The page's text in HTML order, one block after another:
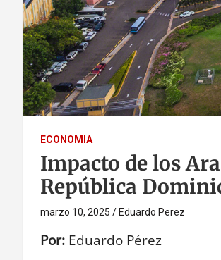
ECONOMIA
Impacto de los
República
marzo 10, 2025 Eduardo Perez
Por: Eduardo Pérez